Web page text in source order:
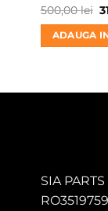
500,00lei
a
ADAUGA
SIA